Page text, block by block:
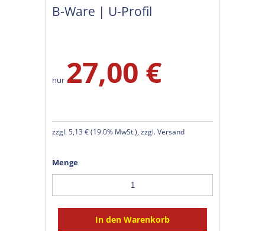
B-Ware | U-Profil
nur 27,00 €
zzgl. 5,13 € (19.0% MwSt.), zzgl. Versand
Menge